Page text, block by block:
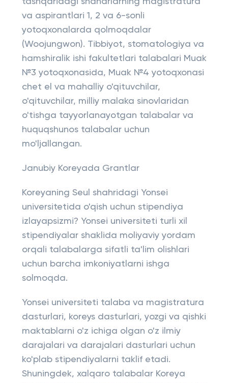
va aspirantlari 1, 2 va 6-sonli
yotoqxonalarda qolmoqdalar
(Woojungwon). Tibbiyot, stomatologiya va
hamshiralik ishi fakultetlari talabalari Muak
№3 yotoqxonasida, Muak №4 yotoqxonasi
chet el va mahalliy o'qituvchilar,
o'qituvchilar, milliy malaka sinovlaridan
o'tishga tayyorlanayotgan talabalar va
huquqshunos talabalar uchun
mo'ljallangan.
Janubiy Koreyada Grantlar
Koreyaning Seul shahridagi Yonsei
universitetida o'qish uchun stipendiya
izlayapsizmi? Yonsei universiteti turli xil
stipendiyalar shaklida moliyaviy yordam
orqali talabalarga sifatli ta'lim olishlari
uchun barcha imkoniyatlarni ishga
solmoqda.
Yonsei universiteti talaba va magistratura
dasturlari, koreys dasturlari, yozgi va qishki
maktablarni o'z ichiga olgan o'z ilmiy
darajalari va darajalari dasturlari uchun
ko'plab stipendiyalarni taklif etadi.
Shuningdek, xalqaro talabalar Koreya